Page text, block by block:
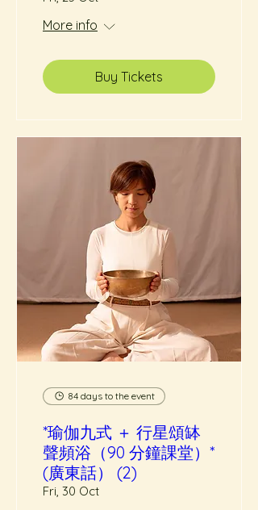
More info
Buy Tickets
84 days to the event
*瑜伽九式 ＋ 行星頌缽
聲頻浴（90 分鐘課堂）*
(廣東話） (2)
Fri, 30 Oct